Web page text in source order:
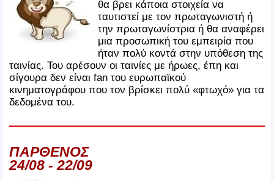
θα βρει κάποια στοιχεία να
ταυτιστεί με τον πρωταγωνιστή ή
την πρωταγωνίστρια ή θα αναφέρει
μια προσωπική του εμπειρία που
ήταν πολύ κοντά στην υπόθεση της
ταινίας. Του αρέσουν οι ταινίες με ήρωες, έπη και
σίγουρα δεν είναι fan του ευρωπαϊκού
κινηματογράφου που τον βρίσκει πολύ «φτωχό» για τα
δεδομένα του.
ΠΑΡΘΕΝΟΣ
24/08 - 22/09